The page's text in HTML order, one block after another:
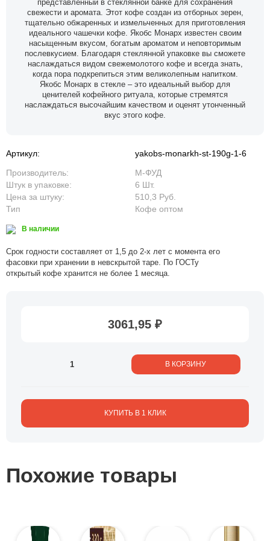
представленный в стеклянной банке для сохранения
свежести и аромата. Этот кофе создан из отборных зерен,
тщательно обжаренных и измельченных для приготовления
идеального чашечки кофе. Якобс Монарх известен своим
насыщенным вкусом, богатым ароматом и неповторимым
послевкусием. Благодаря стеклянной упаковке вы сможете
наслаждаться видом свежемолотого кофе и всегда знать,
когда пора подкрепиться этим великолепным напитком.
Якобс Монарх в стекле – это идеальный выбор для
ценителей кофейного ритуала, которые стремятся
наслаждаться высочайшим качеством и оценят утонченный
вкус этого кофе.
Артикул:
yakobs-monarkh-st-190g-1-6
Производитель:
М-ФУД
Штук в упаковке:
6 Шт.
Цена за штуку:
510,3 Руб.
Тип
Кофе оптом
В наличии
Срок годности составляет от 1,5 до 2-х лет с момента его
фасовки при хранении в невскрытой таре. По ГОСТу
открытый кофе хранится не более 1 месяца.
3061,95 ₽
В КОРЗИНУ
КУПИТЬ В 1 КЛИК
Похожие товары